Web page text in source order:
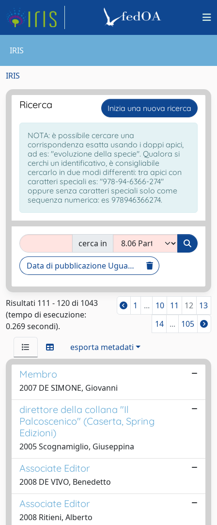
IRIS
IRIS
Ricerca Inizia una nuova ricerca
NOTA: è possibile cercare una
corrispondenza esatta usando i doppi apici,
ad es: "evoluzione della specie". Qualora si
cerchi un identificativo, è consigliabile
cercarlo in due modi differenti: tra apici con
caratteri speciali es: "978-94-6366-274"
oppure senza caratteri speciali solo come
sequenza numerica: es 978946366274.
cerca in
Data di pubblicazione Uguale [2000 TO 2009]
Risultati 111 - 120 di 1043
(tempo di esecuzione:
0.269 secondi).
1 ... 10 11 12 13
14 ... 105
esporta metadati
Membro
2007 DE SIMONE, Giovanni
direttore della collana "Il
Palcoscenico" (Caserta, Spring
Edizioni)
2005 Scognamiglio, Giuseppina
Associate Editor
2008 DE VIVO, Benedetto
Associate Editor
2008 Ritieni, Alberto